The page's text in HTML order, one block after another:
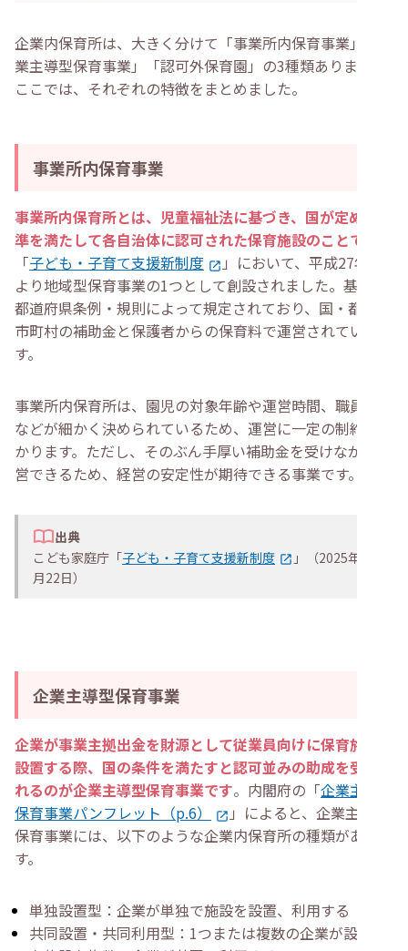
企業内保育所は、大きく分けて「事業所内保育事業」「企
業主導型保育事業」「認可外保育園」の3種類あります。
ここでは、それぞれの特徴をまとめました。
事業所内保育事業
事業所内保育所とは、児童福祉法に基づき、国が定めた基
準を満たして各自治体に認可された保育施設のことです
「子ども・子育て支援新制度
」において、平成27年4月
より地域型保育事業の1つとして創設されました。基準は
都道府県条例・規則によって規定されており、国・都・区
市町村の補助金と保護者からの保育料で運営されていま
す。
事業所内保育所は、園児の対象年齢や運営時間、職員配置
などが細かく決められているため、運営に一定の制約がか
かります。ただし、そのぶん手厚い補助金を受けながら運
営できるため、経営の安定性が期待できる事業です。
出典
こども家庭庁「子ども・子育て支援新制度
」（2025年10
月22日）
企業主導型保育事業
企業が事業主拠出金を財源として従業員向けに保育施設を
設置する際、国の条件を満たすと認可並みの助成を受けら
れるのが企業主導型保育事業です。内閣府の「企業主導型
保育事業パンフレット（p.6）
」によると、企業主導型
保育事業には、以下のような企業内保育所の種類がありま
す。
単独設置型：企業が単独で施設を設置、利用する
共同設置・共同利用型：1つまたは複数の企業が設置し